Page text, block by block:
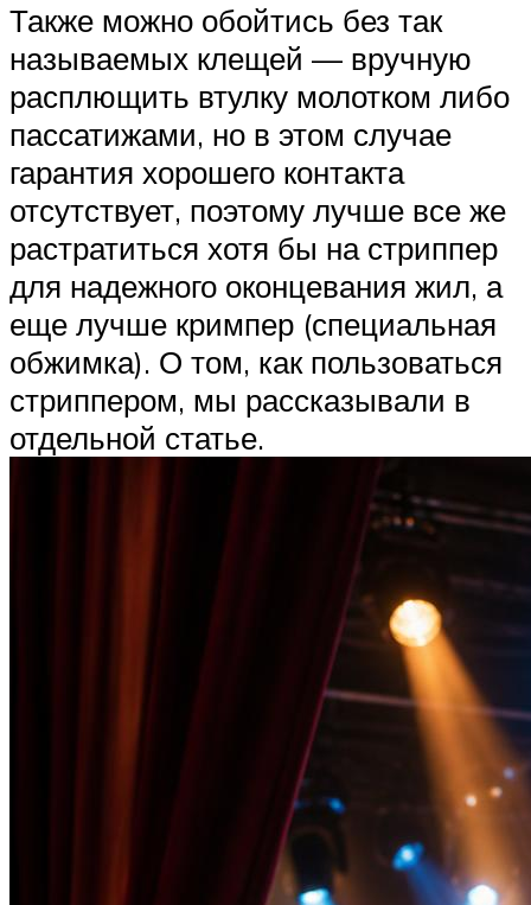
Также можно обойтись без так
называемых клещей — вручную
расплющить втулку молотком либо
пассатижами, но в этом случае
гарантия хорошего контакта
отсутствует, поэтому лучше все же
растратиться хотя бы на стриппер
для надежного оконцевания жил, а
еще лучше кримпер (специальная
обжимка). О том, как пользоваться
стриппером, мы рассказывали в
отдельной статье.